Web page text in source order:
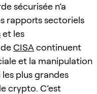
sécurisée n’a
rapports sectoriels
et les
CISA continuent
et la manipulation
plus grandes
crypto. C’est